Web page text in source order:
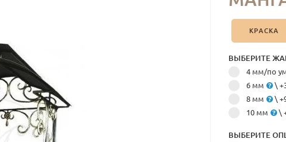
КРАСКА
ВЫБЕРИТЕ
4 мм/по
6 мм
\
8 мм
\
10 мм
\
ВЫБЕРИТЕ